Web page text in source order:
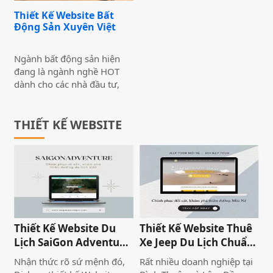
Thiết Kế Website Bất
Động Sản Xuyên Việt
Ngành bất động sản hiện
đang là ngành nghề HOT
dành cho các nhà đầu tư,
thị… Bởi xu hướng thị
trường bất động sản đang
năm qua, hơn nữa nó còn là
một ngành đặc thù, giá trị
tài sản lớn nên việc tiếp cận
khách hàng cần phải đồng
bộ, chỉnh chu cả ở nhiều
phương diện quảng bá.
Chính vì thế, nhiều công ty,
doanh nghiệp đã nhận thấy
giá trị quan trọng và tiềm
THIẾT KẾ WEBSITE
Thiết Kế Website Du
Lịch SaiGon Adventure
- Top tour Saigon
Nhận thức rõ sứ mệnh đó,
Thiết Kế Website Thuê
Xe Jeep Du Lịch Chuẩn
SEO 2026 | JoyJeep
Rất nhiều doanh nghiệp tại